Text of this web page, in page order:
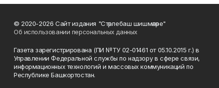
© 2020-2026 Сайт издания "Стәрлебаш шишмәләре"
Об использовании персональных данных
Газета зарегистрирована (ПИ №ТУ 02-01461 от 05.10.2015 г.) в
Управлении Федеральной службы по надзору в сфере связи,
информационных технологий и массовых коммуникаций по
Республике Башкортостан.